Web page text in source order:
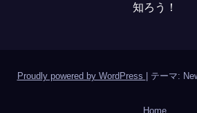
知ろう！
Proudly powered by WordPress テーマ:
Home